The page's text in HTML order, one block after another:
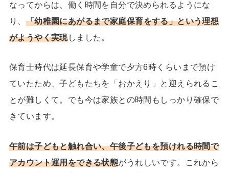
なってからは、働く時間を自分で決められるようにな
り、 「幼稚園にあがるまで家庭保育をする」という理想
がようやく実現しました。
保育士時代は延長保育や学童で夕方6時くらいまで預け
ていたため、子どもたちを「おかえり」と迎えられるこ
とが難しくて。でも今は家族との時間もしっかり確保で
きています。
午前は子どもと触れ合い、午後子どもを預けれる時間で
アカウント運用をできる状態がうれしいです。これから